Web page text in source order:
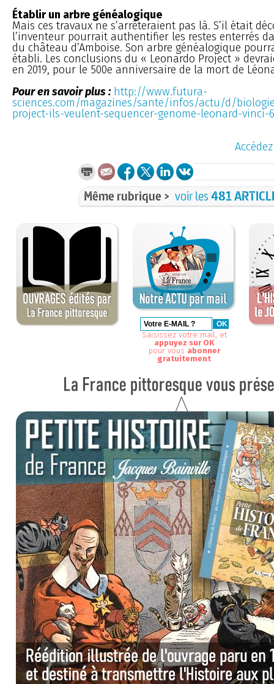
Établir un arbre généalogique
Mais ces travaux ne s’arrêteraient pas là. S’il était
l’inventeur pourrait authentifier les restes enterrés
du château d’Amboise. Son arbre généalogique
établi. Les conclusions du « Leonardo Project »
en 2019, pour le 500e anniversaire de la mort de
Pour en savoir plus : http://www.futura-
sciences.com/magazines/sante/infos/actu/d/
project-ils-veulent-sequencer-genome-leonard-vinci-
Même rubrique > voir les481
Saisissez votre mail, et
appuyez sur OK
pour vous abonner
gratuitement